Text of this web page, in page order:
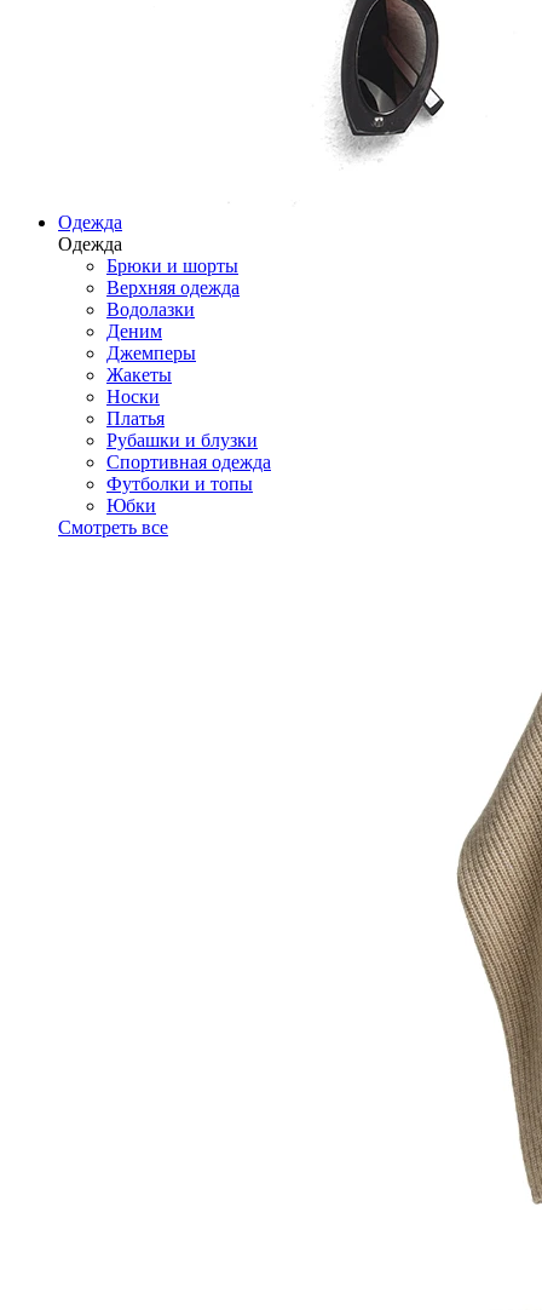
Одежда
Одежда
Брюки и шорты
Верхняя одежда
Водолазки
Деним
Джемперы
Жакеты
Носки
Платья
Рубашки и блузки
Спортивная одежда
Футболки и топы
Юбки
Смотреть все